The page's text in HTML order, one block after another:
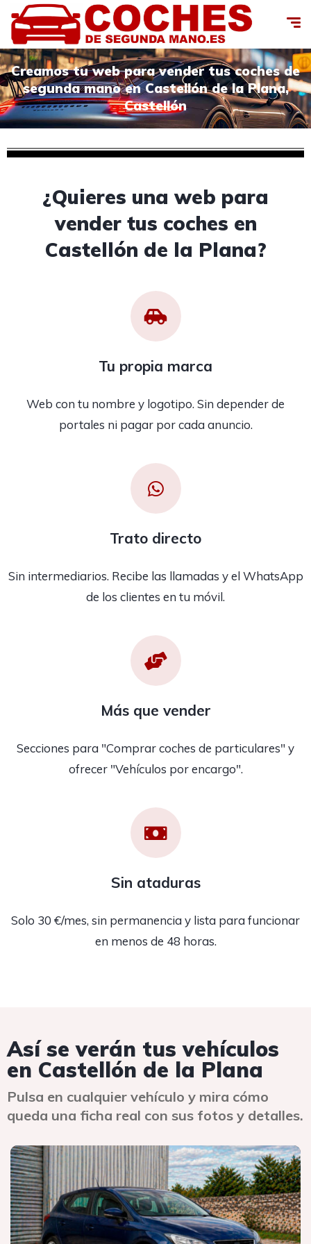
Creamos tu web para vender tus coches de
segunda mano en Castellón de la Plana,
Castellón
¿Quieres una web para
vender tus coches en
Castellón de la Plana?
Tu propia marca
Web con tu nombre y logotipo. Sin depender de
portales ni pagar por cada anuncio.
Trato directo
Sin intermediarios. Recibe las llamadas y el WhatsApp
de los clientes en tu móvil.
Más que vender
Secciones para "Comprar coches de particulares" y
ofrecer "Vehículos por encargo".
Sin ataduras
Solo 30 €/mes, sin permanencia y lista para funcionar
en menos de 48 horas.
Así se verán tus vehículos
en Castellón de la Plana
Pulsa en cualquier vehículo y mira cómo
queda una ficha real con sus fotos y detalles.